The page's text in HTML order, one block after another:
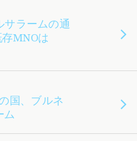
サラームの通
MNOは
国、ブルネ
ム